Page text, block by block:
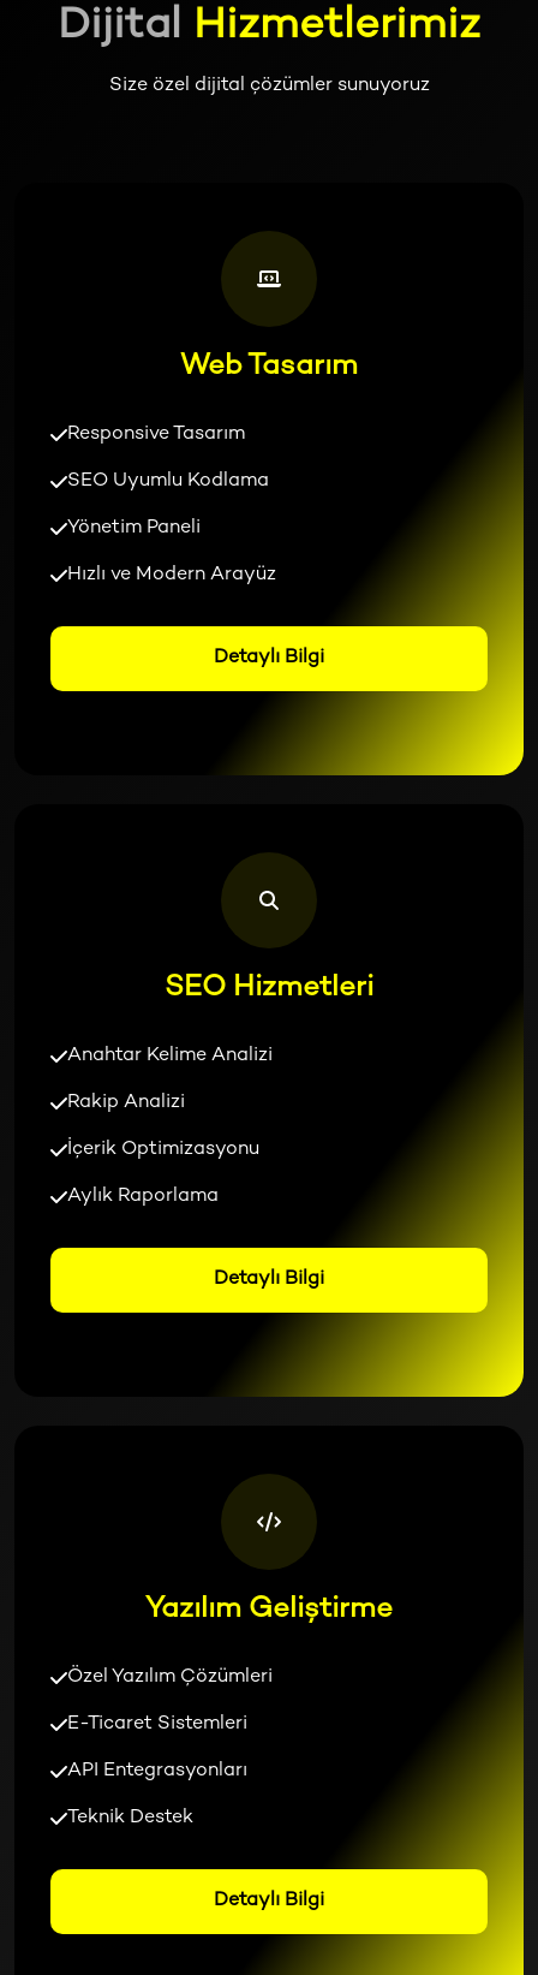
Dijital Hizmetlerimiz
Size özel dijital çözümler sunuyoruz
Web Tasarım
Responsive Tasarım
SEO Uyumlu Kodlama
Yönetim Paneli
Hızlı ve Modern Arayüz
Detaylı Bilgi
SEO Hizmetleri
Anahtar Kelime Analizi
Rakip Analizi
İçerik Optimizasyonu
Aylık Raporlama
Detaylı Bilgi
Yazılım Geliştirme
Özel Yazılım Çözümleri
E-Ticaret Sistemleri
API Entegrasyonları
Teknik Destek
Detaylı Bilgi